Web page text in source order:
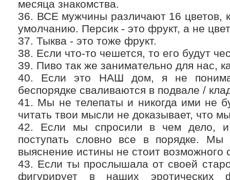
месяца знакомства.
36. ВСЕ мужчины различают 16 цветов,
умолчанию. Персик - это фрукт, а не
37. Тыква - это тоже фрукт.
38. Если что-то чешется, то его будут
39. Пиво так же занимательно для нас,
40. Если это НАШ дом, я не
беспорядке сваливаются в подвале /
41. Мы не телепаты и никогда ими не
читать твои мысли не доказывает, что
42. Если мы спросили в чем дело,
поступать словно все в порядке.
выяснение истины не стоит возможного
43. Если ты прослышала от своей
фигурирует в наших эротических